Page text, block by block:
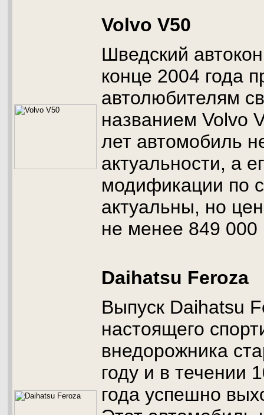
Volvo V50
Шведский
конце 2004 года
автолюбителям
названием Volvo
лет автомобиль
актуальности, а
модификации по
актуальны, но
не менее 849 000
Daihatsu Feroza
Выпуск Daihatsu
настоящего
внедорожника
году и в течении
года успешно